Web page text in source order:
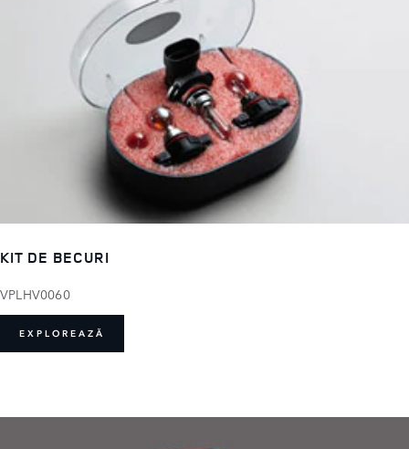
KIT DE BECURI
VPLHV0060
EXPLOREAZĂ